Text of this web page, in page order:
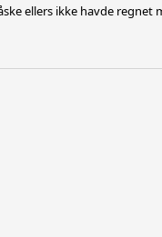
ellers ikke havde regnet